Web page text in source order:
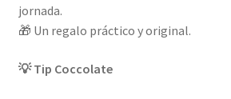
jornada.
🎁 Un regalo práctico y original.
💡 Tip Coccolate